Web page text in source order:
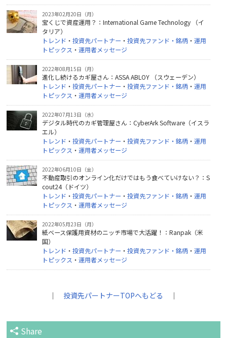
2023年02月20日（月）
宝くじで資産運用？：International Game Technology （イ
タリア）
トレンド ・投資先パートナー ・投資先ファンド・銘柄 ・運用
トピックス ・運用者メッセージ
2022年08月15日（月）
進化し続けるカギ屋さん：ASSA ABLOY （スウェーデン）
トレンド ・投資先パートナー ・投資先ファンド・銘柄 ・運用
トピックス ・運用者メッセージ
2022年07月13日（水）
デジタル時代のカギ管理屋さん：CyberArk Software（イスラ
エル）
トレンド ・投資先パートナー ・投資先ファンド・銘柄 ・運用
トピックス ・運用者メッセージ
2022年06月10日（金）
不動産取引のオンライン化だけではもう食べていけない？：S
cout24（ドイツ）
トレンド ・投資先パートナー ・投資先ファンド・銘柄 ・運用
トピックス ・運用者メッセージ
2022年05月23日（月）
紙ベース保護用資材のニッチ市場で大活躍！：Ranpak（米
国）
トレンド ・投資先パートナー ・投資先ファンド・銘柄 ・運用
トピックス ・運用者メッセージ
｜ 投資先パートナーTOPへもどる ｜
Share